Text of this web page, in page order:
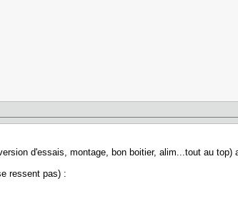
d'essais, montage, bon boitier, alim...tout au top)
ressent pas) :